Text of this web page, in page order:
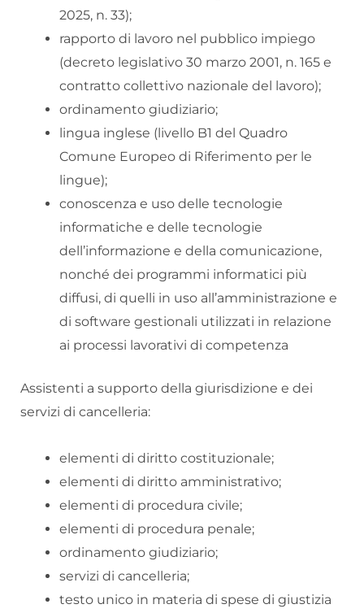
2025, n. 33);
rapporto di lavoro nel pubblico impiego
(decreto legislativo 30 marzo 2001, n. 165 e
contratto collettivo nazionale del lavoro);
ordinamento giudiziario;
lingua inglese (livello B1 del Quadro
Comune Europeo di Riferimento per le
lingue);
conoscenza e uso delle tecnologie
informatiche e delle tecnologie
dell’informazione e della comunicazione,
nonché dei programmi informatici più
diffusi, di quelli in uso all’amministrazione e
di software gestionali utilizzati in relazione
ai processi lavorativi di competenza
Assistenti a supporto della giurisdizione e dei
servizi di cancelleria:
elementi di diritto costituzionale;
elementi di diritto amministrativo;
elementi di procedura civile;
elementi di procedura penale;
ordinamento giudiziario;
servizi di cancelleria;
testo unico in materia di spese di giustizia